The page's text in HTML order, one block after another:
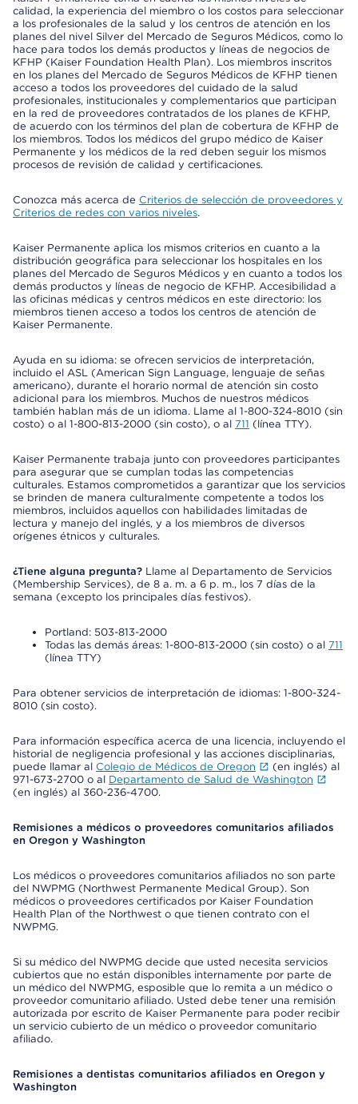
calidad, la experiencia del miembro o los costos para seleccionar
a los profesionales de la salud y los centros de atención en los
planes del nivel Silver del Mercado de Seguros Médicos, como lo
hace para todos los demás productos y líneas de negocios de
KFHP (Kaiser Foundation Health Plan). Los miembros inscritos
en los planes del Mercado de Seguros Médicos de KFHP tienen
acceso a todos los proveedores del cuidado de la salud
profesionales, institucionales y complementarios que participan
en la red de proveedores contratados de los planes de KFHP,
de acuerdo con los términos del plan de cobertura de KFHP de
los miembros. Todos los médicos del grupo médico de Kaiser
Permanente y los médicos de la red deben seguir los mismos
procesos de revisión de calidad y certificaciones.
Conozca más acerca de Criterios de selección de proveedores y
Criterios de redes con varios niveles.
Kaiser Permanente aplica los mismos criterios en cuanto a la
distribución geográfica para seleccionar los hospitales en los
planes del Mercado de Seguros Médicos y en cuanto a todos los
demás productos y líneas de negocio de KFHP. Accesibilidad a
las oficinas médicas y centros médicos en este directorio: los
miembros tienen acceso a todos los centros de atención de
Kaiser Permanente.
Ayuda en su idioma: se ofrecen servicios de interpretación,
incluido el ASL (American Sign Language, lenguaje de señas
americano), durante el horario normal de atención sin costo
adicional para los miembros. Muchos de nuestros médicos
también hablan más de un idioma. Llame al 1-800-324-8010 (sin
costo) o al 1-800-813-2000 (sin costo), o al 711 (línea TTY).
Kaiser Permanente trabaja junto con proveedores participantes
para asegurar que se cumplan todas las competencias
culturales. Estamos comprometidos a garantizar que los servicios
se brinden de manera culturalmente competente a todos los
miembros, incluidos aquellos con habilidades limitadas de
lectura y manejo del inglés, y a los miembros de diversos
orígenes étnicos y culturales.
¿Tiene alguna pregunta? Llame al Departamento de Servicios
(Membership Services), de 8 a. m. a 6 p. m., los 7 días de la
semana (excepto los principales días festivos).
Portland: 503-813-2000
Todas las demás áreas: 1-800-813-2000 (sin costo) o al 711
(línea TTY)
Para obtener servicios de interpretación de idiomas: 1-800-324-
8010 (sin costo).
Para información específica acerca de una licencia, incluyendo el
historial de negligencia profesional y las acciones disciplinarias,
puede llamar al Colegio de Médicos de Oregon
(en inglés) al
971-673-2700 o al Departamento de Salud de Washington
(en inglés) al 360-236-4700.
Remisiones a médicos o proveedores comunitarios afiliados
en Oregon y Washington
Los médicos o proveedores comunitarios afiliados no son parte
del NWPMG (Northwest Permanente Medical Group). Son
médicos o proveedores certificados por Kaiser Foundation
Health Plan of the Northwest o que tienen contrato con el
NWPMG.
Si su médico del NWPMG decide que usted necesita servicios
cubiertos que no están disponibles internamente por parte de
un médico del NWPMG, esposible que lo remita a un médico o
proveedor comunitario afiliado. Usted debe tener una remisión
autorizada por escrito de Kaiser Permanente para poder recibir
un servicio cubierto de un médico o proveedor comunitario
afiliado.
Remisiones a dentistas comunitarios afiliados en Oregon y
Washington